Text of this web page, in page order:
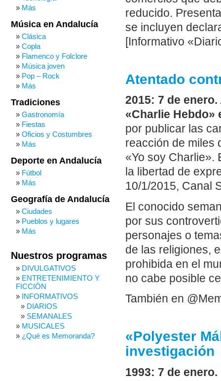
reducido.
se incluyen
[Informativo
Atentado
2015: 7 de
«Charlie Hebdo»
por publicar las
reacción de miles
«Yo soy Charlie».
la libertad de
10/1/2015, Canal
El conocido
por sus
personajes o
de las religiones,
prohibida en el
no cabe posible
También en
«Polyester
investigación
1993: 7 de
Más
Música en Andalucía
Clásica
Copla
Flamenco y Folclore
Música joven
Pop – Rock
Más
Tradiciones
Gastronomía
Fiestas
Oficios y Costumbres
Más
Deporte en Andalucía
Fútbol
Más
Geografía de Andalucía
Ciudades
Pueblos y lugares
Más
Nuestros programas
DIVULGATIVOS
ENTRETENIMIENTO Y
FICCIÓN
INFORMATIVOS
DIARIOS
SEMANALES
MUSICALES
¿Qué es Memoranda?